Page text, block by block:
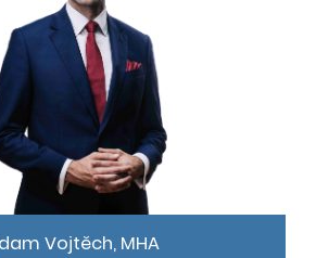
Vojtěch, MHA